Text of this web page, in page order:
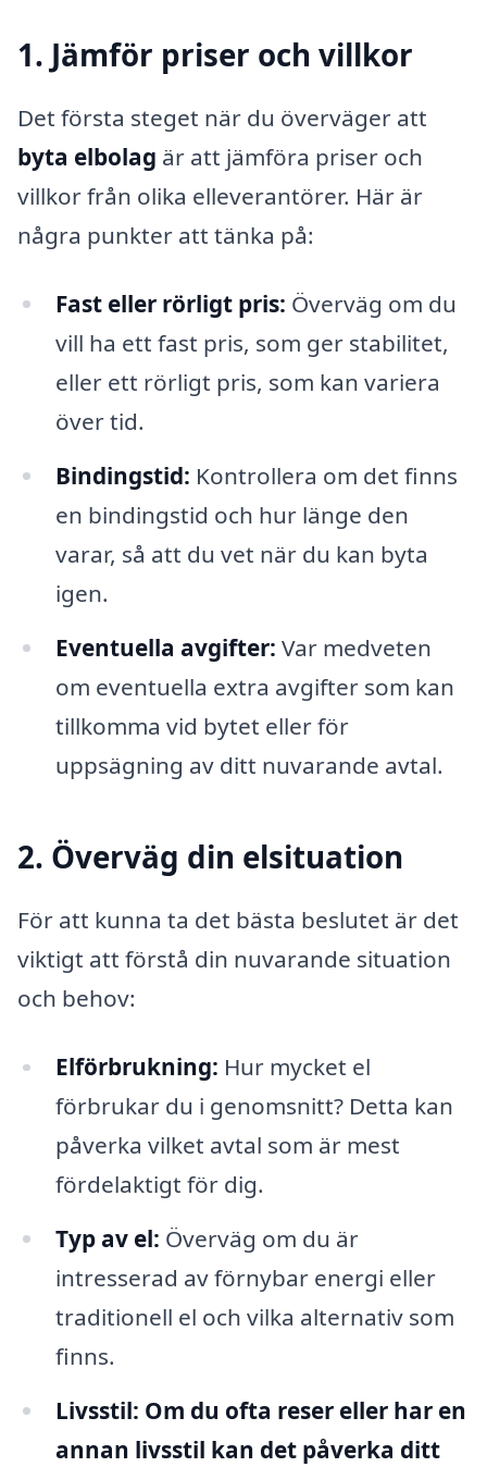
1. Jämför priser och villkor
Det första steget när du överväger att
byta elbolag är att jämföra priser och
villkor från olika elleverantörer. Här är
några punkter att tänka på:
Fast eller rörligt pris: Överväg om du
vill ha ett fast pris, som ger stabilitet,
eller ett rörligt pris, som kan variera
över tid.
Bindingstid: Kontrollera om det finns
en bindingstid och hur länge den
varar, så att du vet när du kan byta
igen.
Eventuella avgifter: Var medveten
om eventuella extra avgifter som kan
tillkomma vid bytet eller för
uppsägning av ditt nuvarande avtal.
2. Överväg din elsituation
För att kunna ta det bästa beslutet är det
viktigt att förstå din nuvarande situation
och behov:
Elförbrukning: Hur mycket el
förbrukar du i genomsnitt? Detta kan
påverka vilket avtal som är mest
fördelaktigt för dig.
Typ av el: Överväg om du är
intresserad av förnybar energi eller
traditionell el och vilka alternativ som
finns.
Livsstil: Om du ofta reser eller har en
annan livsstil kan det påverka ditt